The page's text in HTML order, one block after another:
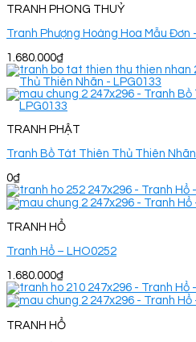
TRANH PHONG THUỶ
Tranh Phượng Hoàng Hoa Mẫu Đơn
1.680.000₫
TRANH PHẬT
Tranh Bồ Tát Thiên Thủ Thiên
0₫
TRANH HỔ
Tranh Hổ – LHO0252
1.680.000₫
TRANH HỔ